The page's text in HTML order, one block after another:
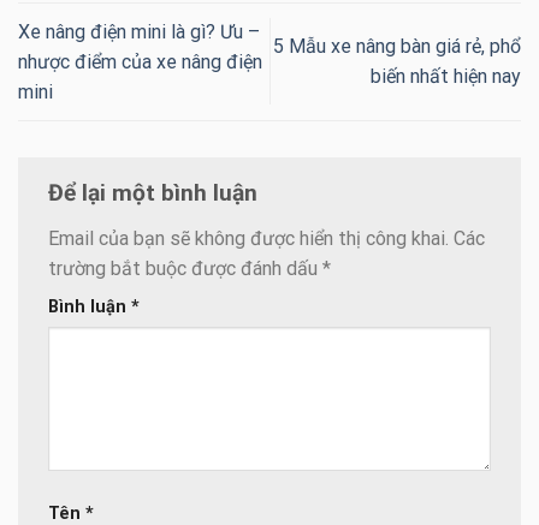
Xe nâng điện mini là gì? Ưu –
nhược điểm của xe nâng điện
mini
5 Mẫu xe nâng bàn giá rẻ, phổ
biến nhất hiện nay
Để lại một bình luận
Email của bạn sẽ không được hiển thị công khai. Các
trường bắt buộc được đánh dấu *
Bình luận *
Tên *